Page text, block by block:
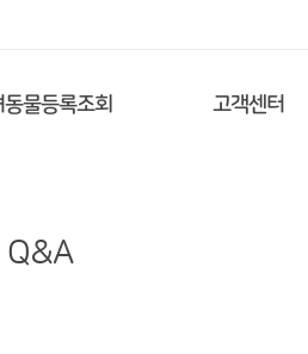
동물등록조회 고객센터
Q&A